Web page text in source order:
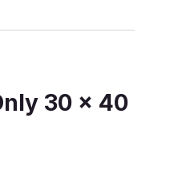
30 x 40